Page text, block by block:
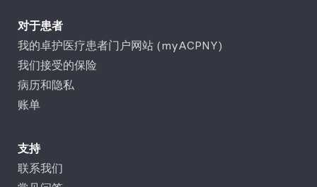
对于患者
我的卓护医疗患者门户网站 (myACPNY)
我们接受的保险
病历和隐私
账单
支持
联系我们